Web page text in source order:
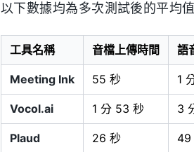
以下數據均為多次測試後的平均
工具名稱 音檔上傳時間 語
Meeting Ink 55 秒 1
Vocol.ai 1 分 53 秒 3
Plaud 26 秒 49